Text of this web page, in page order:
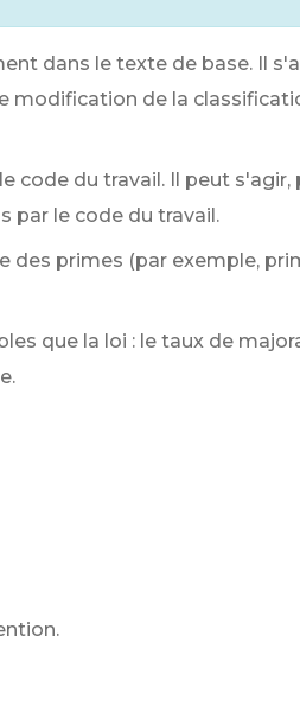
dans le texte de base. Il
modification de la
code du travail. Il peut s'agir,
par le code du travail.
des primes (par exemple,
que la loi : le taux de